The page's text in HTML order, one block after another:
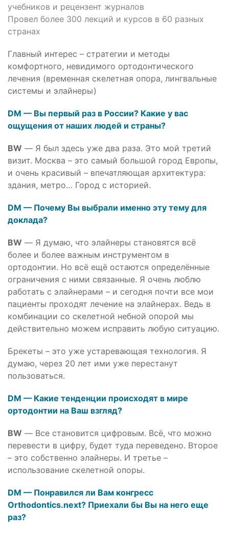
учебников и рецензент журналов
Провел более 300 лекций и курсов в 60 разных
странах
Главный интерес – стратегии и методы
комфортного, невидимого ортодонтического
лечения (временная скелетная опора, лингвальные
системы и элайнеры)
DM — Вы первый раз в России? Какие у вас
ощущения от наших людей и страны?
BW — Я был здесь уже два раза. Это мой третий
визит. Москва – это самый большой город Европы,
и очень красивый – впечатляющая архитектура:
здания, метро… Город с историей.
DM — Почему Вы выбрали именно эту тему для
доклада?
BW — Я думаю, что элайнеры становятся всё
более и более важным инструментом в
ортодонтии. Но всё ещё остаются определённые
ограничения с ними связанные. Я очень люблю
работать с элайнерами – и сегодня почти все мои
пациенты проходят лечение на элайнерах. Ведь в
комбинации со скелетной небной опорой мы
действительно можем исправить любую ситуацию.
Брекеты – это уже устаревающая технология. Я
думаю, через 20 лет ими уже перестанут
пользоваться.
DM — Какие тенденции происходят в мире
ортодонтии на Ваш взгляд?
BW — Все становится цифровым. Всё, что можно
перевести в цифру, будет туда переведено. Второе
– это собственно элайнеры. И третье –
использование скелетной опоры.
DM — Понравился ли Вам конгресс
Orthodontics.next? Приехали бы Вы на него еще
раз?